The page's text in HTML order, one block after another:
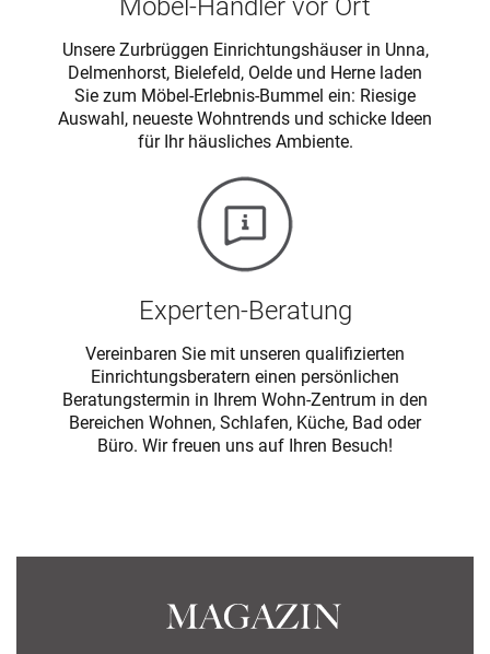
Unsere Zurbrüggen Einrichtungshäuser in Unna,
Delmenhorst, Bielefeld, Oelde und Herne laden
Sie zum Möbel-Erlebnis-Bummel ein: Riesige
Auswahl, neueste Wohntrends und schicke Ideen
für Ihr häusliches Ambiente.
Experten-Beratung
Vereinbaren Sie mit unseren qualifizierten
Einrichtungsberatern einen persönlichen
Beratungstermin in Ihrem Wohn-Zentrum in den
Bereichen Wohnen, Schlafen, Küche, Bad oder
Büro. Wir freuen uns auf Ihren Besuch!